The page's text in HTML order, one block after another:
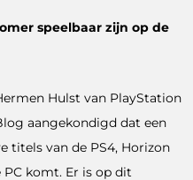
speelbaar zijn op de
Hulst van PlayStation
aangekondigd dat een
titels van de PS4, Horizon
PC komt. Er is op dit